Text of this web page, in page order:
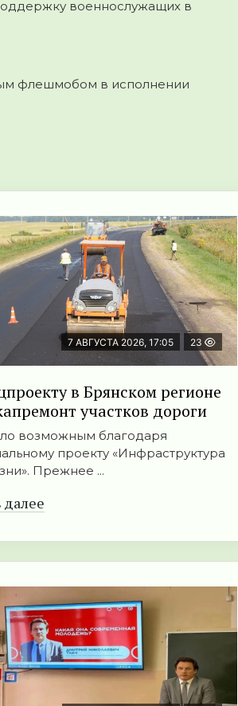
военнослужащих в
флешмобом в исполнении
7 АВГУСТА 2026, 17:05 23
в Брянском регионе
участков дороги
возможным благодаря
проекту «Инфраструктура
Прежнее ...
далее